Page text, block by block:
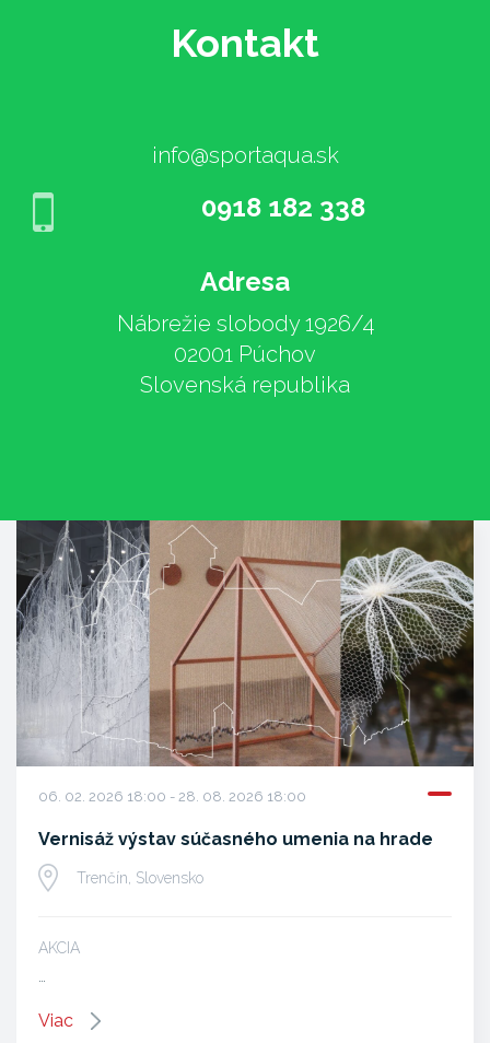
Kontakt
info@sportaqua.sk
0918 182 338
Adresa
Nábrežie slobody 1926/4
02001 Púchov
Slovenská republika
06. 02. 2026 18:00 - 28. 08. 2026 18:00
Vernisáž výstav súčasného umenia na hrade
Trenčín, Slovensko
AKCIA
Viac